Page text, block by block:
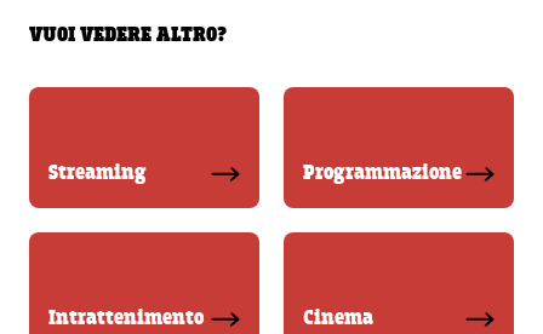
VUOI VEDERE ALTRO?
Streaming Programmazione
Intrattenimento Cinema